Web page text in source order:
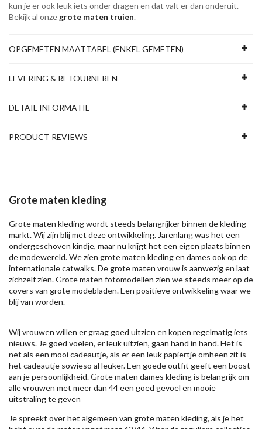
kun je er ook leuk iets onder dragen en dat valt er dan onderuit.
Bekijk al onze grote maten truien.
OPGEMETEN MAATTABEL (ENKEL GEMETEN)
LEVERING & RETOURNEREN
DETAIL INFORMATIE
PRODUCT REVIEWS
Grote maten kleding
Grote maten kleding wordt steeds belangrijker binnen de kleding
markt. Wij zijn blij met deze ontwikkeling. Jarenlang was het een
ondergeschoven kindje, maar nu krijgt het een eigen plaats binnen
de modewereld. We zien grote maten kleding en dames ook op de
internationale catwalks. De grote maten vrouw is aanwezig en laat
zichzelf zien. Grote maten fotomodellen zien we steeds meer op de
covers van grote modebladen. Een positieve ontwikkeling waar we
blij van worden.
Wij vrouwen willen er graag goed uitzien en kopen regelmatig iets
nieuws. Je goed voelen, er leuk uitzien, gaan hand in hand. Het is
net als een mooi cadeautje, als er een leuk papiertje omheen zit is
het cadeautje sowieso al leuker. Een goede outfit geeft een boost
aan je persoonlijkheid. Grote maten dames kleding is belangrijk om
alle vrouwen met meer dan 44 een goed gevoel en mooie
uitstraling te geven
Je spreekt over het algemeen van grote maten kleding, als je het